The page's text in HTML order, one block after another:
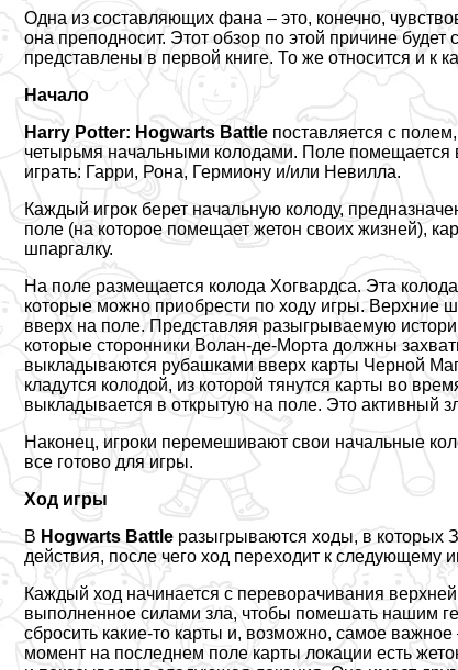
Одна из составляющих фана – это, конечно,
она преподносит. Этот обзор по этой причине
представлены в первой книге. То же относится и к
Начало
Harry Potter: Hogwarts Battle поставляется с
четырьмя начальными колодами. Поле помещается
играть: Гарри, Рона, Гермиону и/или Невилла.
Каждый игрок берет начальную колоду,
поле (на которое помещает жетон своих жизней),
шпаргалку.
На поле размещается колода Хогвардса. Эта
которые можно приобрести по ходу игры. Верхние
вверх на поле. Представляя разыгрываемую
которые сторонники Волан-де-Морта должны
выкладываются рубашками вверх карты Черной
кладутся колодой, из которой тянутся карты во
выкладывается в открытую на поле. Это активный
Наконец, игроки перемешивают свои начальные
все готово для игры.
Ход игры
В Hogwarts Battle разыгрываются ходы, в которых
действия, после чего ход переходит к следующему
Каждый ход начинается с переворачивания
выполненное силами зла, чтобы помешать нашим
сбросить какие-то карты и, возможно, самое
момент на последнем поле карты локации есть